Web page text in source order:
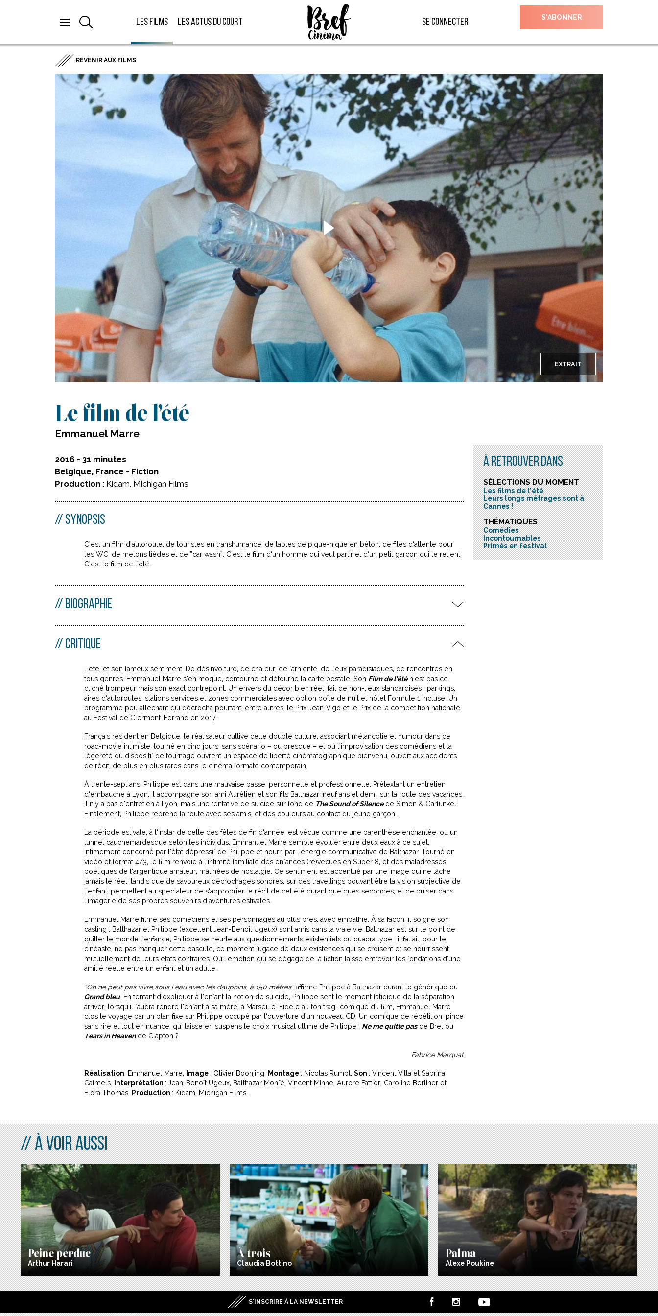
Les films Les actus du court Se connecter S’ABONNER
REVENIR AUX FILMS
EXTRAIT
Le film de l’été
Emmanuel Marre
2016 - 31 minutes
Belgique, France - Fiction
Production : Kidam, Michigan Films
SYNOPSIS
C’est un film d’autoroute, de touristes en transhumance, de tables de pique-nique en béton, de files d’attente pour
les WC, de melons tièdes et de “car wash”. C’est le film d’un homme qui veut partir et d’un petit garçon qui le retient.
C’est le film de l’été.
BIOGRAPHIE
CRITIQUE
L’été, et son fameux sentiment. De désinvolture, de chaleur, de farniente, de lieux paradisiaques, de rencontres en
tous genres. Emmanuel Marre s’en moque, contourne et détourne la carte postale. Son Film de l’étén’est pas ce
cliché trompeur mais son exact contrepoint. Un envers du décor bien réel, fait de non-lieux standardisés : parkings,
aires d’autoroutes, stations services et zones commerciales avec option boîte de nuit et hôtel Formule 1 incluse. Un
programme peu alléchant qui décrocha pourtant, entre autres, le Prix Jean-Vigo et le Prix de la compétition nationale
au Festival de Clermont-Ferrand en 2017.
Français résident en Belgique, le réalisateur cultive cette double culture, associant mélancolie et humour dans ce
road-movie intimiste, tourné en cinq jours, sans scénario – ou presque – et où l’improvisation des comédiens et la
légèreté du dispositif de tournage ouvrent un espace de liberté cinématographique bienvenu, ouvert aux accidents
de récit, de plus en plus rares dans le cinéma formaté contemporain.
À trente-sept ans, Philippe est dans une mauvaise passe, personnelle et professionnelle. Prétextant un entretien
d’embauche à Lyon, il accompagne son ami Aurélien et son fils Balthazar, neuf ans et demi, sur la route des vacances.
Il n’y a pas d’entretien à Lyon, mais une tentative de suicide sur fond de The Sound of Silencede Simon & Garfunkel.
Finalement, Philippe reprend la route avec ses amis, et des couleurs au contact du jeune garçon.
La période estivale, à l’instar de celle des fêtes de fin d’année, est vécue comme une parenthèse enchantée, ou un
tunnel cauchemardesque selon les individus. Emmanuel Marre semble évoluer entre deux eaux à ce sujet,
intimement concerné par l’état dépressif de Philippe et nourri par l’énergie communicative de Balthazar. Tourné en
vidéo et format 4/3, le film renvoie à l’intimité familiale des enfances (re)vécues en Super 8, et des maladresses
poétiques de l’argentique amateur, mâtinées de nostalgie. Ce sentiment est accentué par une image qui ne lâche
jamais le réel, tandis que de savoureux décrochages sonores, sur des travellings pouvant être la vision subjective de
l’enfant, permettent au spectateur de s’approprier le récit de cet été durant quelques secondes, et de puiser dans
l’imagerie de ses propres souvenirs d’aventures estivales.
Emmanuel Marre filme ses comédiens et ses personnages au plus près, avec empathie. À sa façon, il soigne son
casting : Balthazar et Philippe (excellent Jean-Benoît Ugeux) sont amis dans la vraie vie. Balthazar est sur le point de
quitter le monde l’enfance, Philippe se heurte aux questionnements existentiels du quadra type : il fallait, pour le
cinéaste, ne pas manquer cette bascule, ce moment fugace de deux existences qui se croisent et se nourrissent
mutuellement de leurs états contraires. Où l’émotion qui se dégage de la fiction laisse entrevoir les fondations d’une
amitié réelle entre un enfant et un adulte.
“On ne peut pas vivre sous l’eau avec les dauphins, à 150 mètres”affirme Philippe à Balthazar durant le générique du
Grand bleu. En tentant d’expliquer à l’enfant la notion de suicide, Philippe sent le moment fatidique de la séparation
arriver, lorsqu’il faudra rendre l’enfant à sa mère, à Marseille. Fidèle au ton tragi-comique du film, Emmanuel Marre
clos le voyage par un plan fixe sur Philippe occupé par l’ouverture d’un nouveau CD. Un comique de répétition, pince
sans rire et tout en nuance, qui laisse en suspens le choix musical ultime de Philippe : Ne me quitte pasde Brel ou
Tears in Heavende Clapton ?
Fabrice Marquat
Réalisation: Emmanuel Marre. Image : Olivier Boonjing. Montage : Nicolas Rumpl. Son : Vincent Villa et Sabrina
Calmels.
Interprétation : Jean-Benoît Ugeux, Balthazar Monfé, Vincent Minne, Aurore Fattier, Caroline Berliner et
Flora Thomas.
Production : Kidam, Michigan Films.
À RETROUVER DANS
SÉLECTIONS DU MOMENT
Les films de l’été
Leurs longs métrages sont à
Cannes !
THÉMATIQUES
Comédies
Incontournables
Primés en festival
À VOIR AUSSI
Peine perdue
Arthur Harari
À trois
Claudia Bottino
Palma
Alexe Poukine
S’INSCRIRE À LA NEWSLETTER